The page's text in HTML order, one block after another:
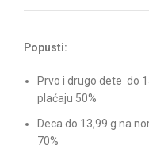
Popusti:
Prvo i drugo dete do
plaćaju 50%
Deca do 13,99 g na
70%